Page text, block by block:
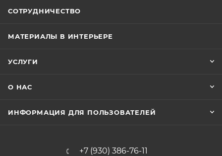
СОТРУДНИЧЕСТВО
МАТЕРИАЛЫ В ИНТЕРЬЕРЕ
УСЛУГИ
О НАС
ИНФОРМАЦИЯ ДЛЯ ПОЛЬЗОВАТЕЛЕЙ
+7 (930) 386-76-11